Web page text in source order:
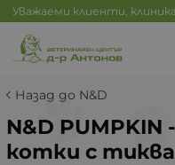
Уважаеми клиенти,
Назад до N&D
N&D PUMPKIN
котки с тиква